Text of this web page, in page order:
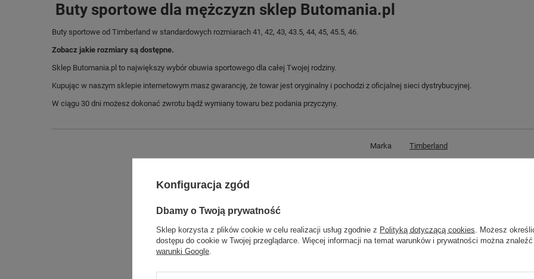
Buty sportowe dla mężczyzn sklep Butomania.pl
Buty sportowe od Timberland w standardowych rozmiarach 41, 42, 43, 43.5, 44, 45, 45.5, 46.
Zobacz jakie rozmiary są dostępne.
Sklep Butomania.pl to największy wybór obuwia sportowego dla całej Twojej rodziny.
Kupując w naszym sklepie internetowym masz gwarancję, że towar jest oryginalny i pochodzi z oficjalnej sieci dystrybucyjnej.
W ciągu 30 dni możesz dokonać zwrotu bądź wymiany towaru bez podania przyczyny.
Marka Timberland
Płeć męskie
Konfiguracja zgód
Dbamy o Twoją prywatność
Sklep korzysta z plików cookie w celu realizacji usług zgodnie z Polityką dotyczącą cookies . Możesz
dostępu do cookie w Twojej przeglądarce. Więcej informacji na temat warunków i prywatności można
warunki Google